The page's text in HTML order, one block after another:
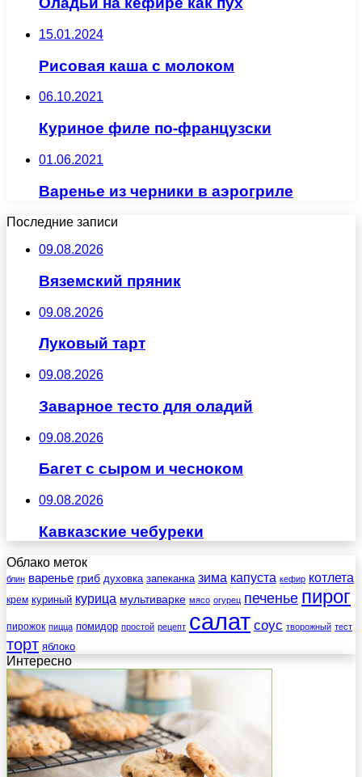
15.01.2024
Рисовая каша с молоком
06.10.2021
Куриное филе по-французски
01.06.2021
Варенье из черники в аэрогриле
Последние записи
09.08.2026
Вяземский пряник
09.08.2026
Луковый тарт
09.08.2026
Заварное тесто для оладий
09.08.2026
Багет с сыром и чесноком
09.08.2026
Кавказские чебуреки
Облако меток
блин варенье гриб духовка запеканка зима капуста кефир котлета
крем куриный курица мультиварке мясо огурец печенье пирог
пирожок пицца помидор простой рецепт салат соус творожный тест
торт яблоко
Интересно